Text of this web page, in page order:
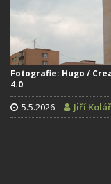
Fotografie: Hugo /
4.0
5.5.2026 Jiří Kolář